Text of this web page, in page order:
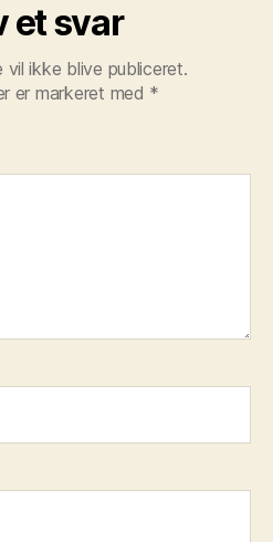
et svar
vil ikke blive publiceret.
er markeret med *